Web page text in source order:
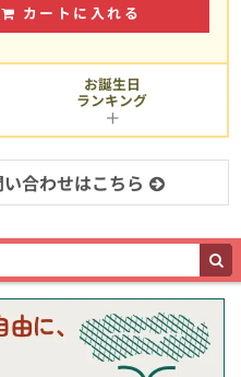
カートに入れる
お誕生日
ランキング
合わせはこちら